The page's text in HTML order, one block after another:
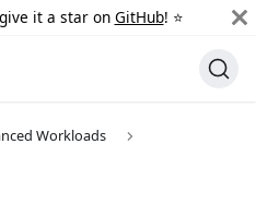
it a star on GitHub! ⭐️
Workloads